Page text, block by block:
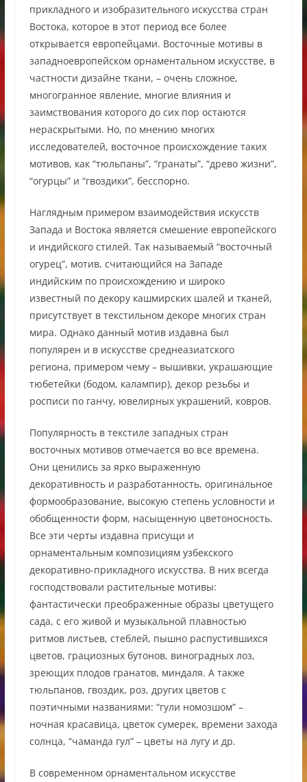
прикладного и изобразительного искусства стран
Востока, которое в этот период все более
открывается европейцами. Восточные мотивы в
западноевропейском орнаментальном искусстве, в
частности дизайне ткани, – очень сложное,
многогранное явление, многие влияния и
заимствования которого до сих пор остаются
нераскрытыми. Но, по мнению многих
исследователей, восточное происхождение таких
мотивов, как “тюльпаны”, “гранаты”, “древо жизни”,
“огурцы” и “гвоздики”, бесспорно.
Наглядным примером взаимодействия искусств
Запада и Востока является смешение европейского
и индийского стилей. Так называемый “восточный
огурец”, мотив, считающийся на Западе
индийским по происхождению и широко
известный по декору кашмирских шалей и тканей,
присутствует в текстильном декоре многих стран
мира. Однако данный мотив издавна был
популярен и в искусстве среднеазиатского
региона, примером чему – вышивки, украшающие
тюбетейки (бодом, калампир), декор резьбы и
росписи по ганчу, ювелирных украшений, ковров.
Популярность в текстиле западных стран
восточных мотивов отмечается во все времена.
Они ценились за ярко выраженную
декоративность и разработанность, оригинальное
формообразование, высокую степень условности и
обобщенности форм, насыщенную цветоносность.
Все эти черты издавна присущи и
орнаментальным композициям узбекского
декоративно-прикладного искусства. В них всегда
господствовали растительные мотивы:
фантастически преображенные образы цветущего
сада, с его живой и музыкальной плавностью
ритмов листьев, стеблей, пышно распустившихся
цветов, грациозных бутонов, виноградных лоз,
зреющих плодов гранатов, миндаля. А также
тюльпанов, гвоздик, роз, других цветов с
поэтичными названиями: “гули номозшом” –
ночная красавица, цветок сумерек, времени захода
солнца, “чаманда гул” – цветы на лугу и др.
В современном орнаментальном искусстве